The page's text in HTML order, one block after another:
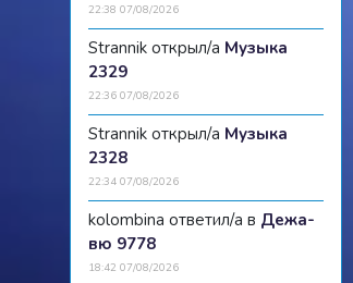
22:38 07/08/2026
Strannik открыл/а Музыка
2329
22:36 07/08/2026
Strannik открыл/а Музыка
2328
22:34 07/08/2026
kolombina ответил/а в Дежа-
вю 9778
18:42 07/08/2026